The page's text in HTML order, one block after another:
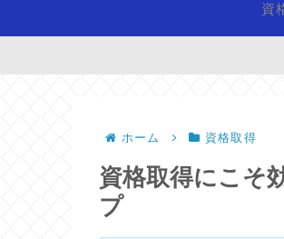
資
ホーム 資格取得
資格取得にこそ
プ